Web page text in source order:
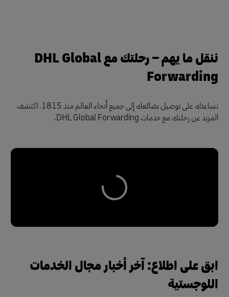
ننقل ما يهم – رحلتك مع DHL Global
Forwarding
نساعدك على توصيل بضائعك إلى جميع أنحاء العالم منذ 1815. اكتشف
المزيد عن رحلتك مع خدمات DHL Global Forwarding.
ابق على اطلاع: آخر أخبار مجال الخدمات
اللوجستية